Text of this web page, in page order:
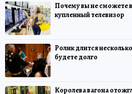
Почему вы не сможете
купленный телевизор
Ролик длится
будете долго
Королева вагона